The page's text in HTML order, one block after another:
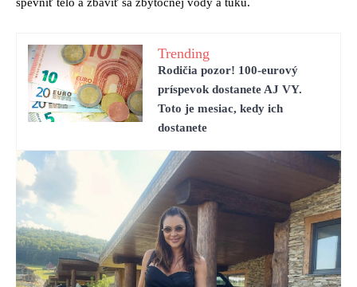
spevniť telo a zbaviť sa zbytočnej vody a tuku.
Trending
Rodičia pozor! 100-eurový
príspevok dostanete AJ VY.
Toto je mesiac, kedy ich
dostanete